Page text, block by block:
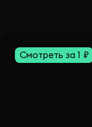
Смотреть за 1 ₽